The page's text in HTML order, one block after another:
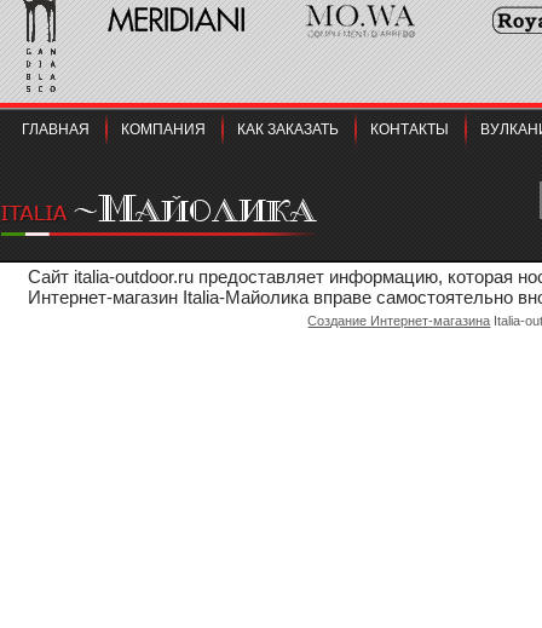
ГЛАВНАЯ КОМПАНИЯ КАК ЗАКАЗАТЬ КОНТАКТЫ
Сайт italia-outdoor.ru предоставляет информацию, которая
Интернет-магазин Italia-Майолика вправе самостоятельно
Создание Интернет-магазина Italia-